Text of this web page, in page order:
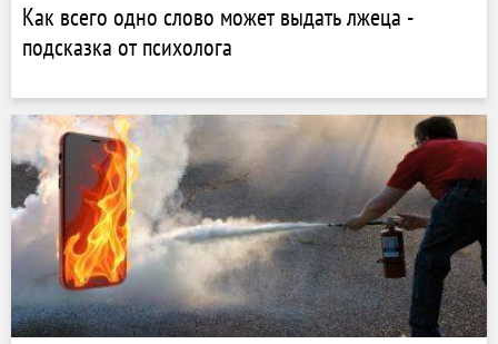
Как всего одно слово может выдать лжеца -
подсказка от психолога